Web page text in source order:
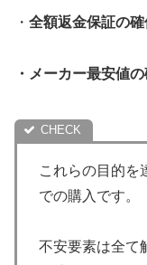
・ 全額返金保証の
・メーカー最安値
これらの目的を
での購入です。
不安要素は全て